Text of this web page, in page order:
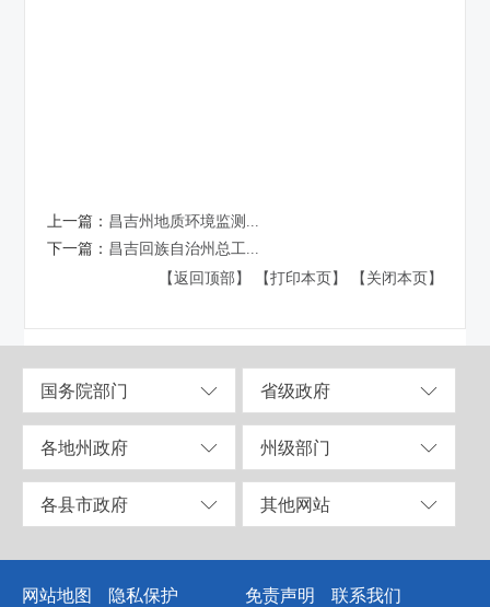
上一篇： 昌吉州地质环境监测...
下一篇： 昌吉回族自治州总工...
【返回顶部】
【打印本页】 【关闭本页】
国务院部门 省级政府
各地州政府 州级部门
各县市政府 其他网站
网站地图 隐私保护 免责声明 联系我们